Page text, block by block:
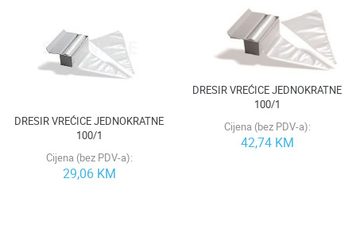
DRESIR VREĆICE JEDNOKRATNE
100/1
Cijena (bez PDV-a):
29,06 KM
DRESIR VREĆICE JEDNOKRATNE
100/1
Cijena (bez PDV-a):
42,74 KM